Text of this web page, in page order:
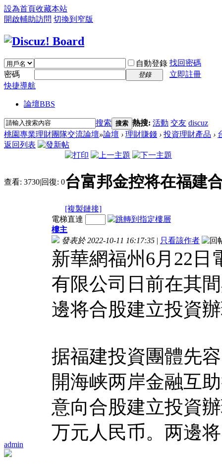
設為首頁收藏本站
開啟輔助訪問 切換到窄版
自動登錄 找回密碼
密碼
登錄
立即註冊
快捷導航
論壇BBS
搜索 搜索 熱搜: 活動 交友 discuz
桃園專業理財團隊交流論壇»論壇 › 理財賺錢 › 投資理財產品 ›
返回列表
查看: 3730|回復: 0台富邦金控将在福建
[複製鏈接]
admin
電梯直達
樓主
發表於 2022-10-11 16:17:35 | 只看該作者
新華網福州6月22日
有限公司日前在其
邊将合股建立投資
据福建投資團體先
開海峡两岸金融互
意向合股建立投資
万元人民币。两邊